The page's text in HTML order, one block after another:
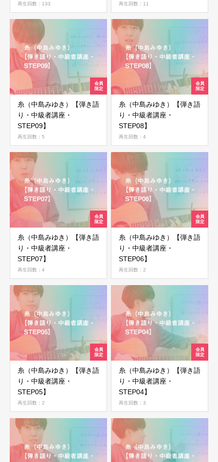
再生回数：133 再生回数：11
糸（中島みゆき）【弾き語
り・中級者講座・
STEP09】
再生回数：5
糸（中島みゆき）【弾き語
り・中級者講座・
STEP08】
再生回数：4
糸（中島みゆき）【弾き語
り・中級者講座・
STEP07】
再生回数：4
糸（中島みゆき）【弾き語
り・中級者講座・
STEP06】
再生回数：2
糸（中島みゆき）【弾き語
り・中級者講座・
STEP05】
再生回数：2
糸（中島みゆき）【弾き語
り・中級者講座・
STEP04】
再生回数：3